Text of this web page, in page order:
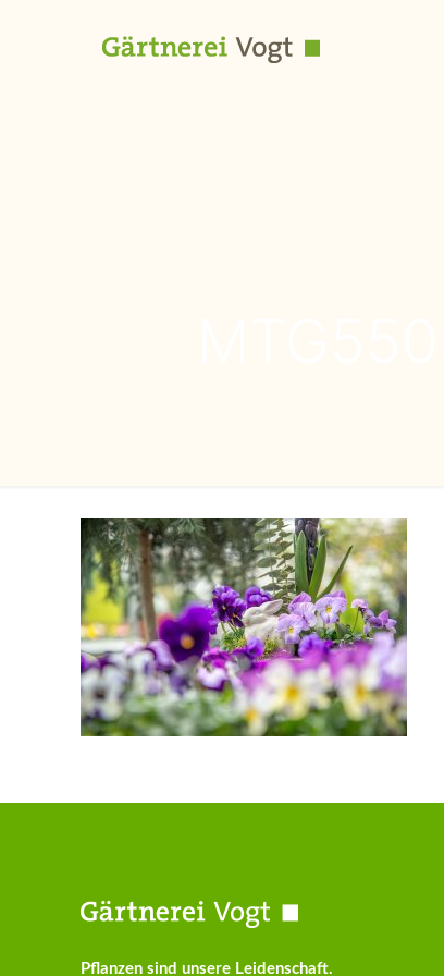
Pflanzen sind unsere Leidenschaft.